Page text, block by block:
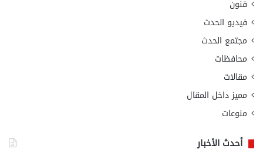
فنون
فيديو الحدث
مجتمع الحدث
محافظات
مقالات
مميز داخل المقال
منوعات
أحدث الأخبار